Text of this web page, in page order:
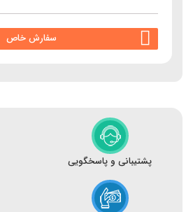
سفارش خاص
پشتیبانی و پاسخگویی